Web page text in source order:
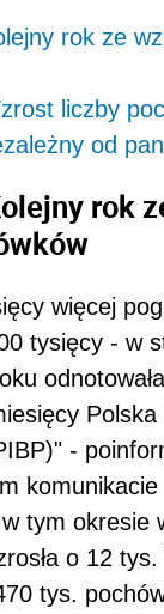
rok ze
liczby
od
rok
więcej
tysięcy - w
-
tym okresie
o 12
tys.